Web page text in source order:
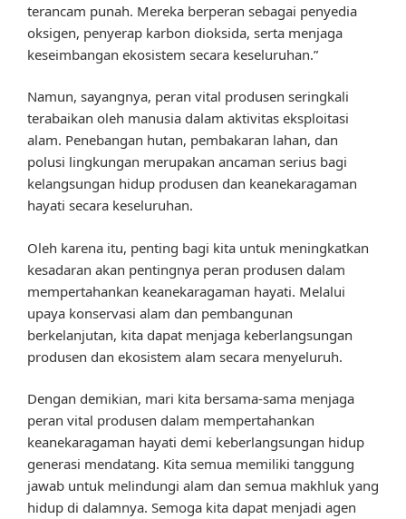
terancam punah. Mereka berperan sebagai penyedia
oksigen, penyerap karbon dioksida, serta menjaga
keseimbangan ekosistem secara keseluruhan.”
Namun, sayangnya, peran vital produsen seringkali
terabaikan oleh manusia dalam aktivitas eksploitasi
alam. Penebangan hutan, pembakaran lahan, dan
polusi lingkungan merupakan ancaman serius bagi
kelangsungan hidup produsen dan keanekaragaman
hayati secara keseluruhan.
Oleh karena itu, penting bagi kita untuk meningkatkan
kesadaran akan pentingnya peran produsen dalam
mempertahankan keanekaragaman hayati. Melalui
upaya konservasi alam dan pembangunan
berkelanjutan, kita dapat menjaga keberlangsungan
produsen dan ekosistem alam secara menyeluruh.
Dengan demikian, mari kita bersama-sama menjaga
peran vital produsen dalam mempertahankan
keanekaragaman hayati demi keberlangsungan hidup
generasi mendatang. Kita semua memiliki tanggung
jawab untuk melindungi alam dan semua makhluk yang
hidup di dalamnya. Semoga kita dapat menjadi agen